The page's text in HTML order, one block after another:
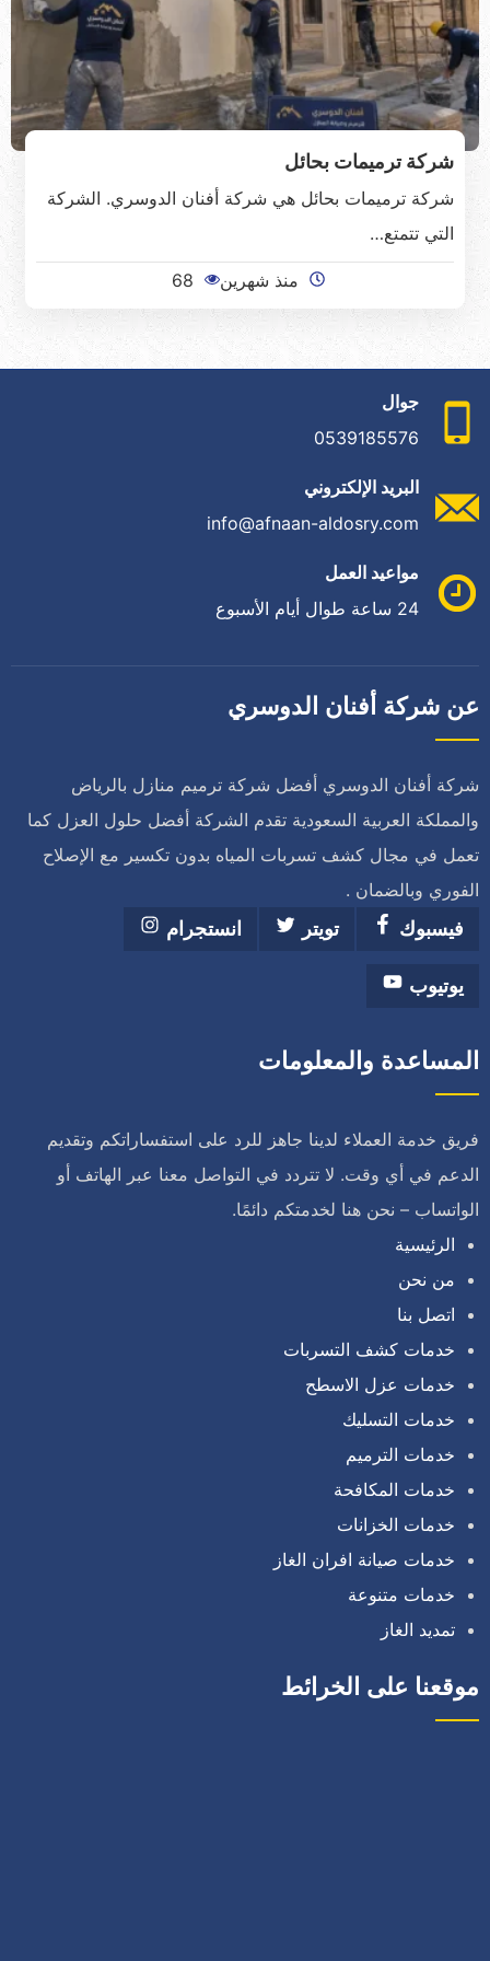
شركة ترميمات بحائل
شركة ترميمات بحائل هي شركة أفنان الدوسري. الشركة
التي تتمتع…
منذ شهرين 68
جوال
0539185576
البريد الإلكتروني
info@afnaan-aldosry.com
مواعيد العمل
24 ساعة طوال أيام الأسبوع
عن شركة أفنان الدوسري
شركة أفنان الدوسري أفضل شركة ترميم منازل بالرياض
والمملكة العربية السعودية تقدم الشركة أفضل حلول العزل كما
تعمل في مجال كشف تسربات المياه بدون تكسير مع الإصلاح
الفوري وبالضمان .
فيسبوك
تويتر انستجرام
يوتيوب
المساعدة والمعلومات
فريق خدمة العملاء لدينا جاهز للرد على استفساراتكم وتقديم
الدعم في أي وقت. لا تتردد في التواصل معنا عبر الهاتف أو
الواتساب – نحن هنا لخدمتكم دائمًا.
الرئيسية
من نحن
اتصل بنا
خدمات كشف التسربات
خدمات عزل الاسطح
خدمات التسليك
خدمات الترميم
خدمات المكافحة
خدمات الخزانات
خدمات صيانة افران الغاز
خدمات متنوعة
تمديد الغاز
موقعنا على الخرائط